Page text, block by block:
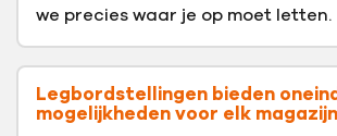
we precies waar je op moet letten.
Legbordstellingen bieden
mogelijkheden voor elk magazijn